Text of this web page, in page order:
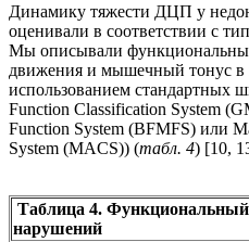
Динамику тяжести ДЦП у
оценивали в соответствии с
Мы описывали
движения и мышечный тонус в
использованием стандартных
Function Classification System
Function System (BFMFS) или
System (MACS)) (табл. 4) [10,
Таблица 4. Функциональный
нарушений